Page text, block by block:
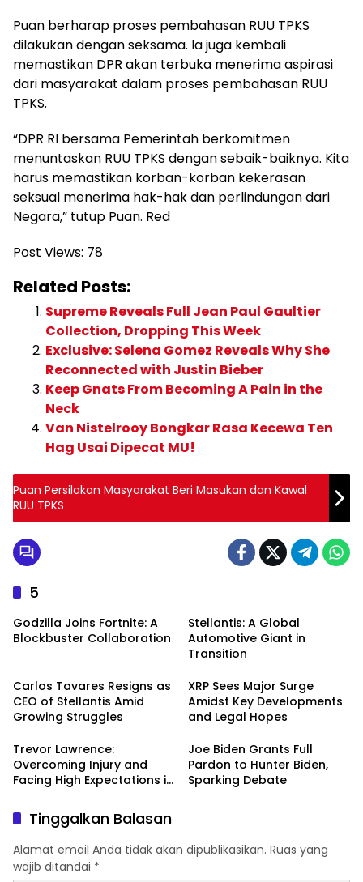
Puan berharap proses pembahasan RUU TPKS
dilakukan dengan seksama. Ia juga kembali
memastikan DPR akan terbuka menerima aspirasi
dari masyarakat dalam proses pembahasan RUU
TPKS.
“DPR RI bersama Pemerintah berkomitmen
menuntaskan RUU TPKS dengan sebaik-baiknya. Kita
harus memastikan korban-korban kekerasan
seksual menerima hak-hak dan perlindungan dari
Negara,” tutup Puan. Red
Post Views: 78
Related Posts:
Supreme Reveals Full Jean Paul Gaultier
Collection, Dropping This Week
Exclusive: Selena Gomez Reveals Why She
Reconnected with Justin Bieber
Keep Gnats From Becoming A Pain in the
Neck
Van Nistelrooy Bongkar Rasa Kecewa Ten
Hag Usai Dipecat MU!
Puan Persilakan Masyarakat Beri Masukan dan Kawal
RUU TPKS
5
Godzilla Joins Fortnite: A
Blockbuster Collaboration
Stellantis: A Global
Automotive Giant in
Transition
Carlos Tavares Resigns as
CEO of Stellantis Amid
Growing Struggles
XRP Sees Major Surge
Amidst Key Developments
and Legal Hopes
Trevor Lawrence:
Overcoming Injury and
Facing High Expectations in
Joe Biden Grants Full
Pardon to Hunter Biden,
Sparking Debate
Tinggalkan Balasan
Alamat email Anda tidak akan dipublikasikan. Ruas yang
wajib ditandai *